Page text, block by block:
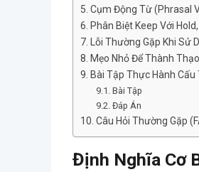
Cụm Động Từ (Phrasal
Phân Biệt Keep Với
Lỗi Thường Gặp Khi Sử
Mẹo Nhỏ Để Thành
Bài Tập Thực Hành Cấu
Bài Tập
Đáp Án
Câu Hỏi Thường Gặp
Định Nghĩa Cơ